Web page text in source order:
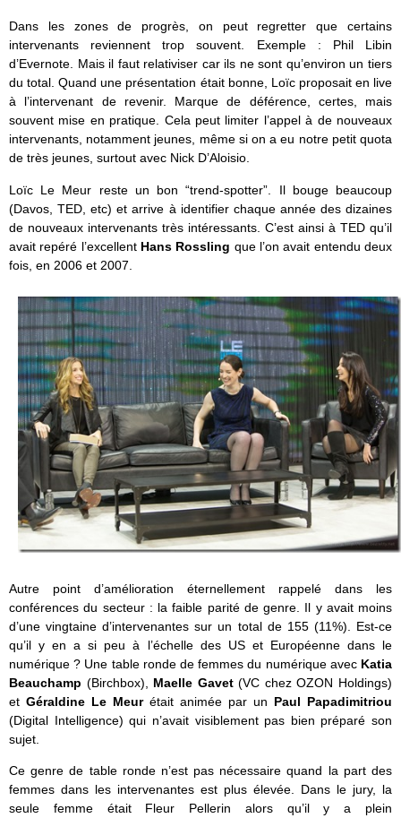
Dans les zones de progrès, on peut regretter que certains
intervenants reviennent trop souvent. Exemple : Phil Libin
d’Evernote. Mais il faut relativiser car ils ne sont qu’environ un tiers
du total. Quand une présentation était bonne, Loïc proposait en live
à l’intervenant de revenir. Marque de déférence, certes, mais
souvent mise en pratique. Cela peut limiter l’appel à de nouveaux
intervenants, notamment jeunes, même si on a eu notre petit quota
de très jeunes, surtout avec Nick D’Aloisio.
Loïc Le Meur reste un bon “trend-spotter”. Il bouge beaucoup
(Davos, TED, etc) et arrive à identifier chaque année des dizaines
de nouveaux intervenants très intéressants. C’est ainsi à TED qu’il
avait repéré l’excellent Hans Rossling que l’on avait entendu deux
fois, en 2006 et 2007.
Autre point d’amélioration éternellement rappelé dans les
conférences du secteur : la faible parité de genre. Il y avait moins
d’une vingtaine d’intervenantes sur un total de 155 (11%). Est-ce
qu’il y en a si peu à l’échelle des US et Européenne dans le
numérique ? Une table ronde de femmes du numérique avec Katia
Beauchamp (Birchbox), Maelle Gavet(VC chez OZON Holdings)
et Géraldine Le Meur était animée par un Paul Papadimitriou
(Digital Intelligence) qui n’avait visiblement pas bien préparé son
sujet.
Ce genre de table ronde n’est pas nécessaire quand la part des
femmes dans les intervenantes est plus élevée. Dans le jury, la
seule femme était Fleur Pellerin alors qu’il y a plein